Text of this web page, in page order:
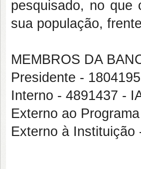
pesquisado, no que
sua população,
MEMBROS DA
Presidente -
Interno - 4891437 -
Externo ao
Externo à Instituição